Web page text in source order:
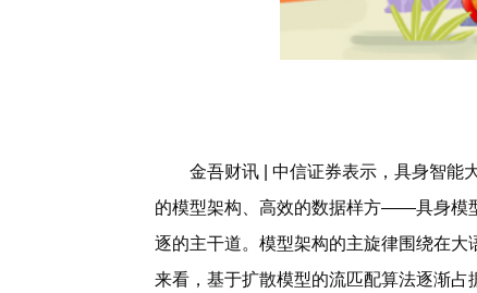
金吾财讯 | 中信证券表示，具身智能
的模型架构、高效的数据样方——具身模
逐的主干道。模型架构的主旋律围绕在
来看，基于扩散模型的流匹配算法逐渐